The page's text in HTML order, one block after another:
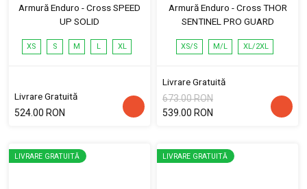
Armură Enduro - Cross SPEED
UP SOLID
XS S M L XL
Livrare Gratuită
524.00 RON
Armură Enduro - Cross THOR
SENTINEL PRO GUARD
XS/S M/L XL/2XL
Livrare Gratuită
673.00 RON
539.00 RON
LIVRARE GRATUITĂ LIVRARE GRATUITĂ